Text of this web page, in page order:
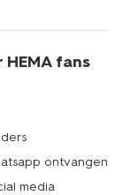
HEMA fans
ontvangen
media